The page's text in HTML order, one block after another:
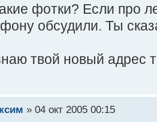
фотки? Если про
обсудили. Ты
твой новый
» 04 окт 2005 00:15